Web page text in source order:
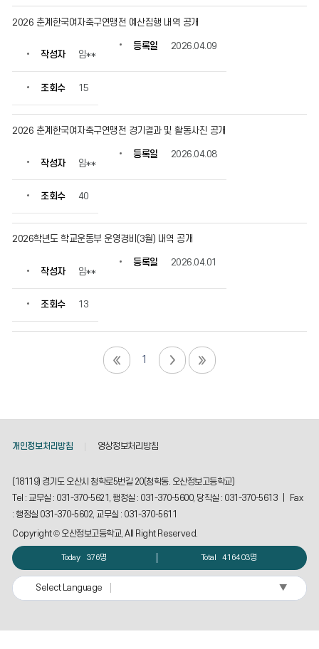
2026 춘계한국여자축구연맹전 예산집행 내역 공개
작성자 임**
등록일 2026.04.09
조회수 15
2026 춘계한국여자축구연맹전 경기결과 및 활동사진 공개
작성자 임**
등록일 2026.04.08
조회수 40
2026학년도 학교운동부 운영경비(3월) 내역 공개
작성자 임**
등록일 2026.04.01
조회수 13
1
개인정보처리방침 영상정보처리방침
(18119) 경기도 오산시 청학로5번길 20(청학동. 오산정보고등학교)
Tel : 교무실 : 031-370-5621, 행정실 : 031-370-5600, 당직실 : 031-370-5613 | Fax
: 행정실 031-370-5602, 교무실 : 031-370-5611
Copyright © 오산정보고등학교, All Right Reserved.
Today 376명 Total 416403명
Select Language ▼